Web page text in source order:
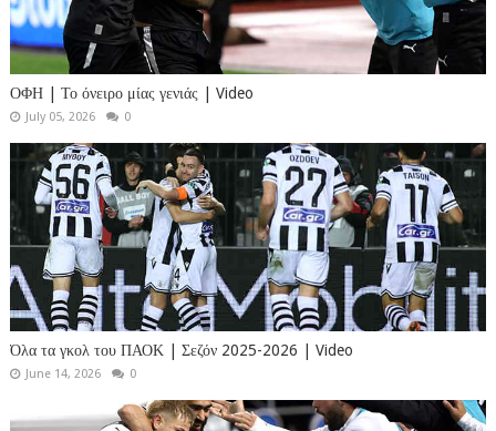
ΟΦΗ | Το όνειρο μίας γενιάς | Video
July 05, 2026 0
Όλα τα γκολ του ΠΑΟΚ | Σεζόν 2025-2026 | Video
June 14, 2026 0